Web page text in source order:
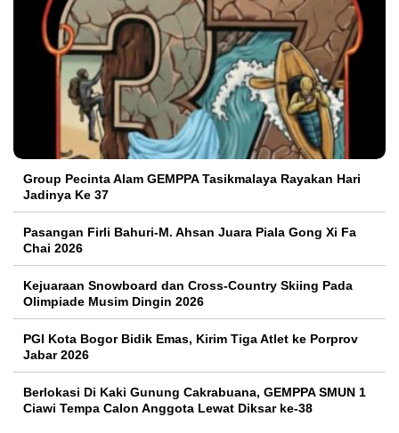
Group Pecinta Alam GEMPPA Tasikmalaya Rayakan Hari
Jadinya Ke 37
Pasangan Firli Bahuri-M. Ahsan Juara Piala Gong Xi Fa
Chai 2026
Kejuaraan Snowboard dan Cross-Country Skiing Pada
Olimpiade Musim Dingin 2026
PGI Kota Bogor Bidik Emas, Kirim Tiga Atlet ke Porprov
Jabar 2026
Berlokasi Di Kaki Gunung Cakrabuana, GEMPPA SMUN 1
Ciawi Tempa Calon Anggota Lewat Diksar ke-38